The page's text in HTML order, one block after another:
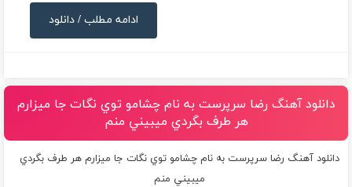
ادامه مطلب / دانلود
دانلود آهنگ رضا سرپرست به نام چشامو توي نگات جا ميزارم
هر طرف بگردي ميبيني منم
دانلود آهنگ رضا سرپرست به نام چشامو توي نگات جا ميزارم هر طرف بگردي
ميبيني منم